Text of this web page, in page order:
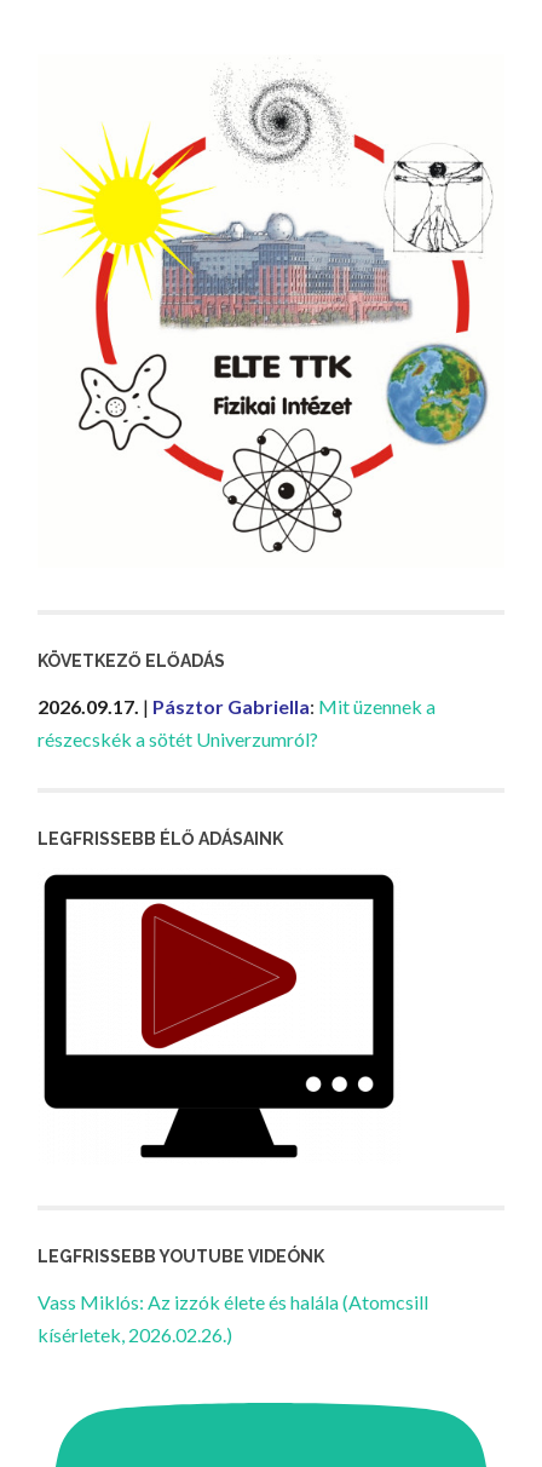
KÖVETKEZŐ ELŐADÁS
2026.09.17. | Pásztor Gabriella: Mit üzennek a
részecskék a sötét Univerzumról?
LEGFRISSEBB ÉLŐ ADÁSAINK
LEGFRISSEBB YOUTUBE VIDEÓNK
Vass Miklós: Az izzók élete és halála (Atomcsill
kísérletek, 2026.02.26.)